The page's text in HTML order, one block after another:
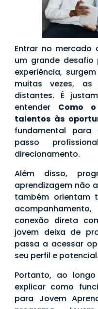
Entrar no mercado
um grande desafio
experiência,
muitas vezes, as
distantes. É
entender Como
talentos às
fundamental
passo
direcionamento.
Além disso,
aprendizagem não
também orientam
conexão direta
jovem deixa de
passa a acessar
seu perfil e potencial.
Portanto, ao
explicar como
para Jovem